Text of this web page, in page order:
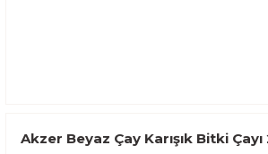
Akzer Beyaz Çay Karışık Bitki